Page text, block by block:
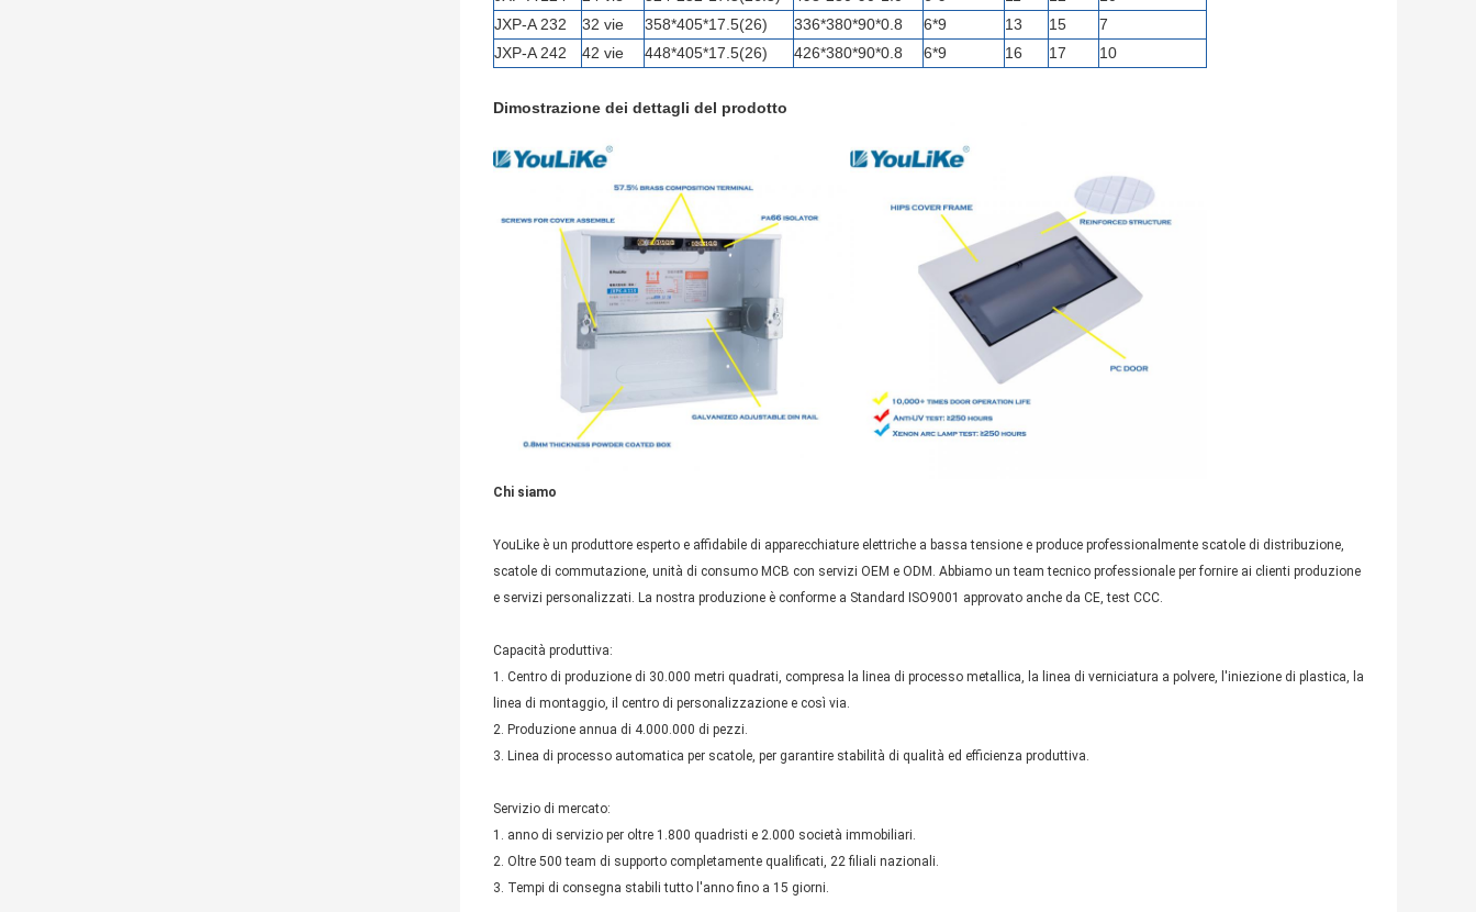
JXP-A 232
32 vie 358*405*17.5(26) 336*380*90*0.8 6*9 13 15
7
JXP-A 242
42 vie 448*405*17.5(26) 426*380*90*0.8 6*9 16 17 10
Dimostrazione dei dettagli del prodotto
Chi siamo
YouLike è un produttore esperto e affidabile di apparecchiature elettriche a bassa tensione e produce professionalmente scatole di distribuzione,
scatole di commutazione, unità di consumo MCB con servizi OEM e ODM. Abbiamo un team tecnico professionale per fornire ai clienti produzione
e servizi personalizzati. La nostra produzione è conforme a Standard ISO9001 approvato anche da CE, test CCC.
Capacità produttiva:
1. Centro di produzione di 30.000 metri quadrati, compresa la linea di processo metallica, la linea di verniciatura a polvere, l'iniezione di plastica, la
linea di montaggio, il centro di personalizzazione e così via.
2. Produzione annua di 4.000.000 di pezzi.
3. Linea di processo automatica per scatole, per garantire stabilità di qualità ed efficienza produttiva.
Servizio di mercato:
1. anno di servizio per oltre 1.800 quadristi e 2.000 società immobiliari.
2. Oltre 500 team di supporto completamente qualificati, 22 filiali nazionali.
3. Tempi di consegna stabili tutto l'anno fino a 15 giorni.